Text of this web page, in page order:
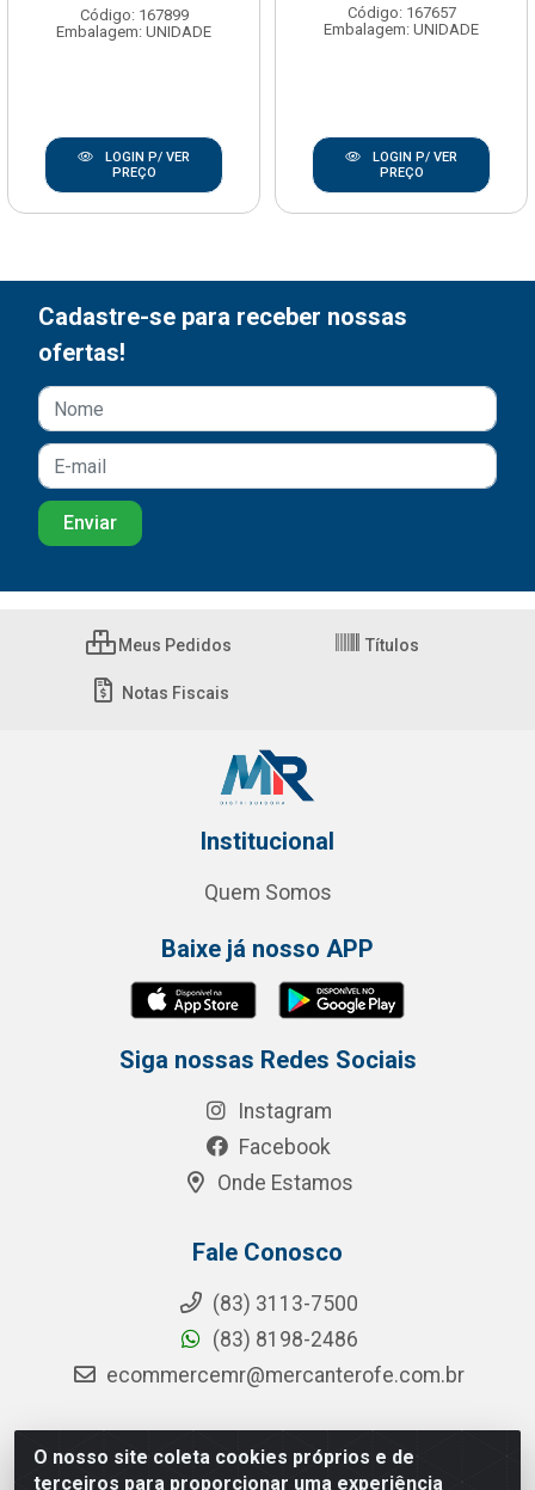
Código: 167899
Embalagem: UNIDADE
LOGIN P/ VER
PREÇO
Código: 167657
Embalagem: UNIDADE
LOGIN P/ VER
PREÇO
O nosso site coleta cookies próprios e de
terceiros para proporcionar uma experiência
Cadastre-se para receber nossas
ofertas!
Meus Pedidos Títulos
Notas Fiscais
Institucional
Quem Somos
Baixe já nosso APP
Siga nossas Redes Sociais
Instagram
Facebook
Onde Estamos
Fale Conosco
(83) 3113-7500
(83) 8198-2486
ecommercemr@mercanterofe.com.br
MR Distribuidora - Rua Hortêncio Ribeiro de Luna, 3777 -